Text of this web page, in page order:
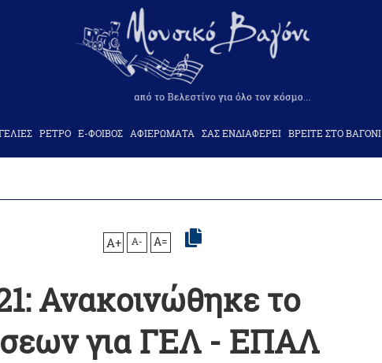
ΡΕΤΡΟ Ε-ΦΟΙΒΟΣ ΑΦΙΕΡΩΜΑΤΑ ΣΑΣ ΕΝΔΙΑΦΕΡΕΙ ΒΡΕΙΤΕ ΣΤΟ ΒΑΓΟΝΙ
A+ A- A=
Ανακοινώθηκε το
για ΓΕΛ - ΕΠΑΛ